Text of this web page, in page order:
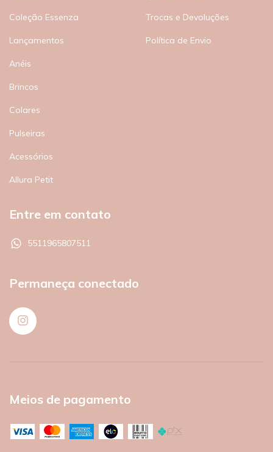
Coleção Essenza
Lançamentos
Anéis
Brincos
Colares
Pulseiras
Acessórios
Allura Petit
Trocas e Devoluções
Política de Envio
Entre em contato
5511965807511
Permaneça conectado
Meios de pagamento